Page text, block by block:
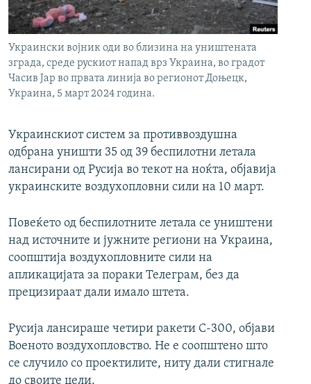
РСЕ веб страници
Украински војник оди во близина на уништената
зграда, среде рускиот напад врз Украина, во градот
Часив Јар во првата линија во регионот Доњецк,
Украина, 5 март 2024 година.
Украинскиот систем за противвоздушна
одбрана уништи 35 од 39 беспилотни летала
лансирани од Русија во текот на ноќта, објавија
украинските воздухопловни сили на 10 март.
Повеќето од беспилотните летала се уништени
над источните и јужните региони на Украина,
соопштија воздухопловните сили на
апликацијата за пораки Телеграм, без да
прецизираат дали имало штета.
Русија лансираше четири ракети С-300, објави
Военото воздухопловство. Не е соопштено што
се случило со проектилите, ниту дали стигнале
до своите цели.